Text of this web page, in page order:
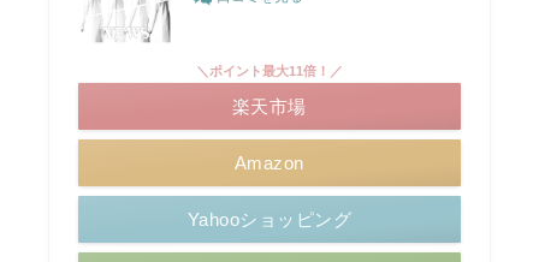
Amazon
＼ポイント最大11倍！／
楽天市場
Yahooショッピング